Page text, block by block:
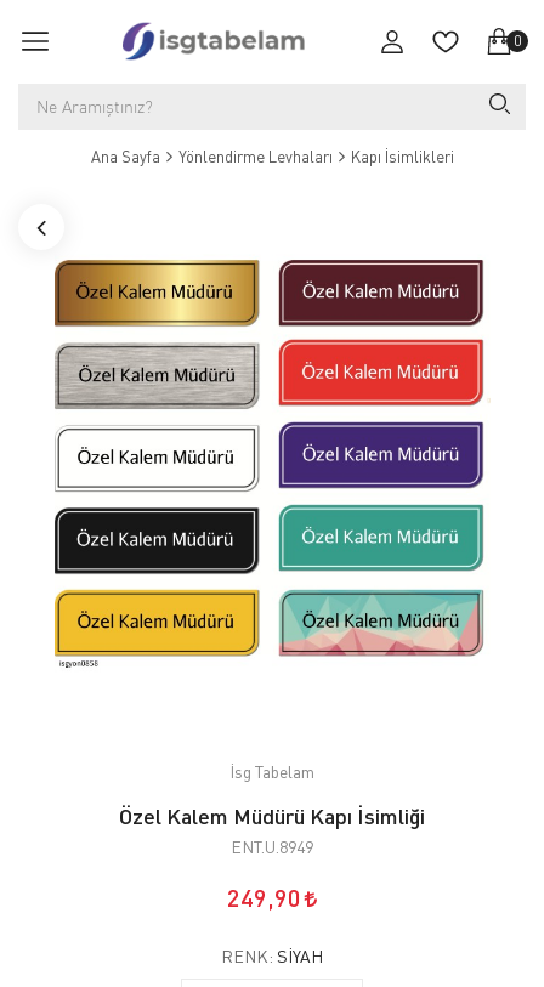
0
Ana Sayfa Yönlendirme Levhaları Kapı İsimlikleri
İsg Tabelam
Özel Kalem Müdürü Kapı İsimliği
ENT.U.8949
249,90
RENK: SIYAH